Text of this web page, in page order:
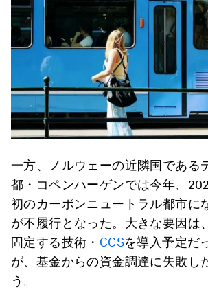
一方、ノルウェーの近隣国である
都・コペンハーゲンでは今年、
初のカーボンニュートラル都市に
が不履行となった。大きな要因は
固定する技術・ CCSを導入予定だ
が、基金からの資金調達に失敗し
う。